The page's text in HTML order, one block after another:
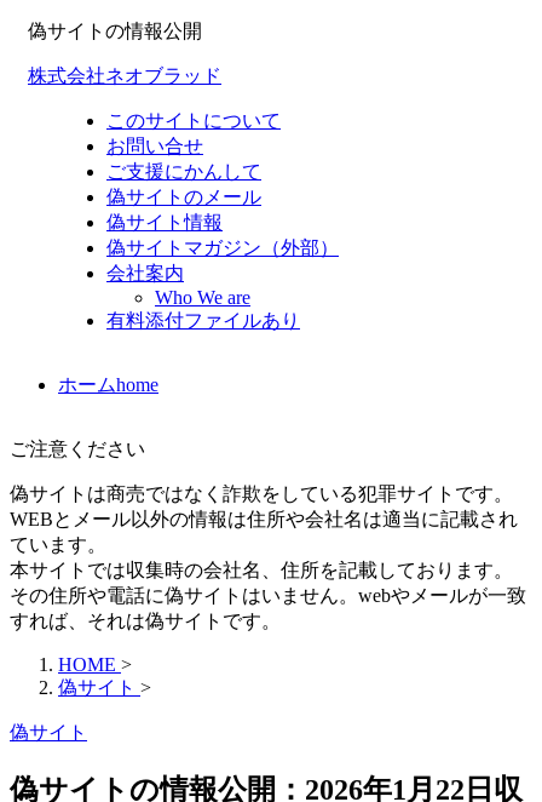
偽サイトの情報公開
株式会社ネオブラッド
このサイトについて
お問い合せ
ご支援にかんして
偽サイトのメール
偽サイト情報
偽サイトマガジン（外部）
会社案内
Who We are
有料添付ファイルあり
ホームhome
ご注意ください
偽サイトは商売ではなく詐欺をしている犯罪サイトです。
WEBとメール以外の情報は住所や会社名は適当に記載され
ています。
本サイトでは収集時の会社名、住所を記載しております。
その住所や電話に偽サイトはいません。webやメールが一致
すれば、それは偽サイトです。
HOME >
偽サイト >
偽サイト
偽サイトの情報公開：2026年1月22日収